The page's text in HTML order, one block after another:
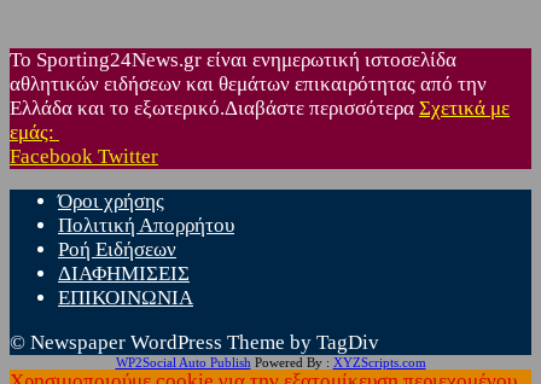
Το Sporting24News.gr είναι ενημερωτική ιστοσελίδα
αθλητικών ειδήσεων και θεμάτων επικαιρότητας από την
Ελλάδα και το εξωτερικό.Διαβάστε περισσότερα Σχετικά με
εμάς:
Facebook Twitter
Όροι χρήσης
Πολιτική Απορρήτου
Ροή Ειδήσεων
ΔΙΑΦΗΜΙΣΕΙΣ
ΕΠΙΚΟΙΝΩΝΙΑ
© Newspaper WordPress Theme by TagDiv
WP2Social Auto Publish Powered By : XYZScripts.com